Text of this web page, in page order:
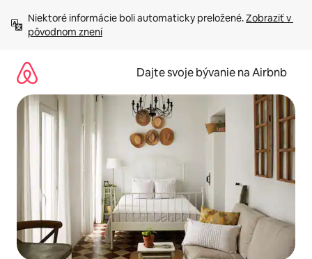
obsah.
Niektoré informácie boli automaticky preložené. Zobraziť v
pôvodnom znení
Dajte svoje bývanie na Airbnb